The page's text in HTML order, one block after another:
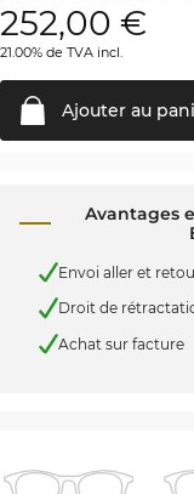
252,00 €
21.00% de TVA incl.
Ajouter au
Avantages
Envoi aller et
Droit de
Achat sur facture